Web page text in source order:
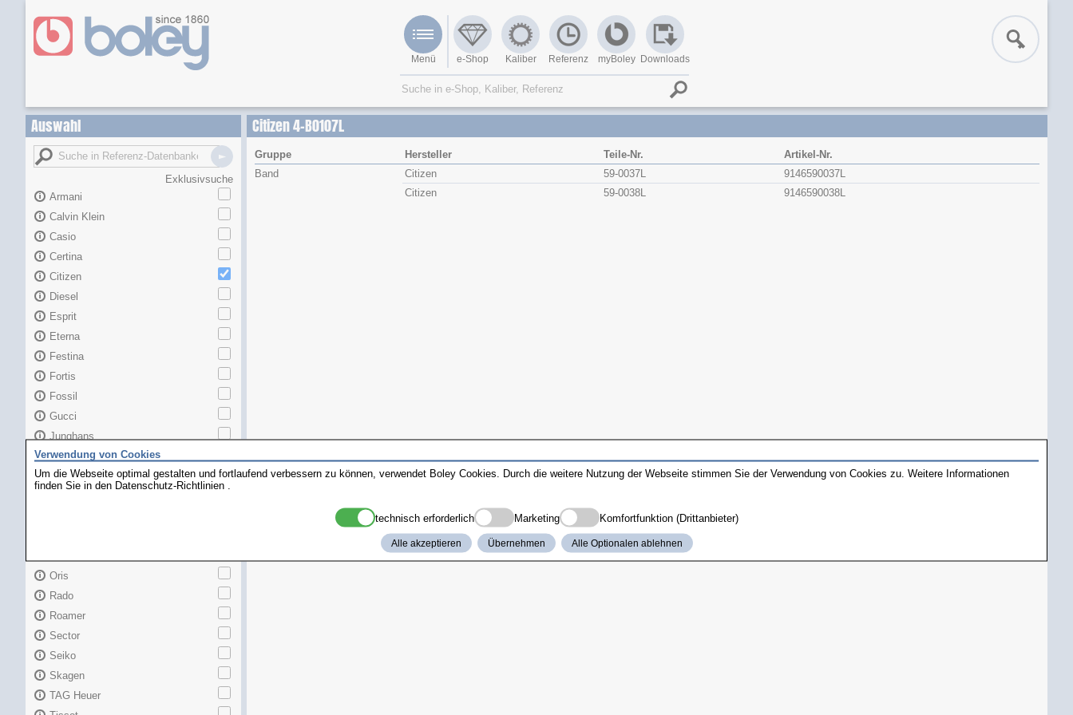
Menü e-Shop Kaliber Referenz myBoley Downloads
Auswahl
Exklusivsuche
Armani
Calvin Klein
Casio
Certina
Citizen
Diesel
Esprit
Eterna
Festina
Fortis
Fossil
Gucci
Junghans
Longines
Maurice Lacroix
Oris
Rado
Roamer
Sector
Seiko
Skagen
TAG Heuer
Citizen 4-B0107L
Gruppe Hersteller Teile-Nr.
Artikel-Nr.
Band
Citizen 59-0037L
9146590037L
Citizen
59-0038L 9146590038L
Verwendung von Cookies
Um die Webseite optimal gestalten und fortlaufend verbessern zu können, verwendet Boley Cookies. Durch die weitere Nutzung der Webseite stimmen Sie der Verwendung von Cookies zu. Weitere Informationen
finden Sie in den Datenschutz-Richtlinien
technisch erforderlich Marketing Komfortfunktion (Drittanbieter)
Alle akzeptieren Übernehmen Alle Optionalen ablehnen